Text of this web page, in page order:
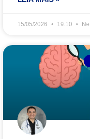
15/05/2026 19:10